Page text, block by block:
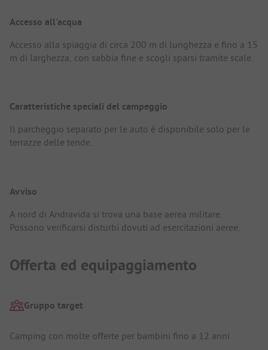
Accesso all'acqua
Accesso alla spiaggia di circa 200 m di lunghezza e fino a 15
m di larghezza, con sabbia fine e scogli sparsi tramite scale.
Caratteristiche speciali del campeggio
Il parcheggio separato per le auto è disponibile solo per le
terrazze delle tende.
Avviso
A nord di Andravida si trova una base aerea militare.
Possono verificarsi disturbi dovuti ad esercitazioni aeree.
Offerta ed equipaggiamento
Gruppo target
Camping con molte offerte per bambini fino a 12 anni